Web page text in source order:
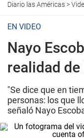
Diario las Américas>
EN VIDEO
Nayo
realidad
"Se dice que en
personas: los que
señaló Nayo